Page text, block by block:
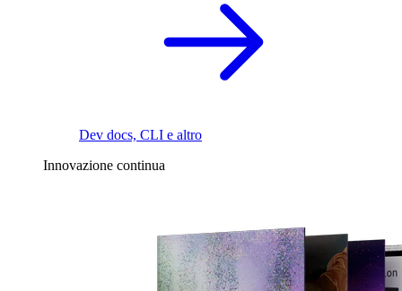
Dev docs, CLI e altro
Innovazione continua